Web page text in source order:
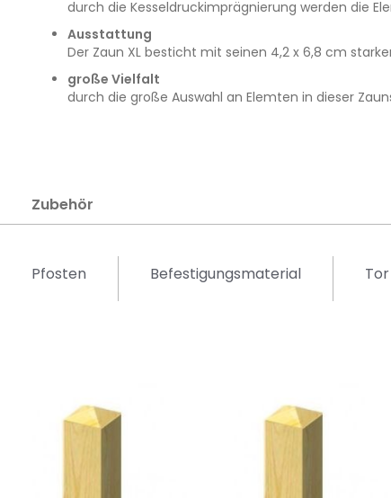
durch die Kesseldruckimprägnierung werden die
Ausstattung
Der Zaun XL besticht mit seinen 4,2 x 6,8 cm
große Vielfalt
durch die große Auswahl an Elemten in dieser
Zubehör
Pfosten Befestigungsmaterial Tor